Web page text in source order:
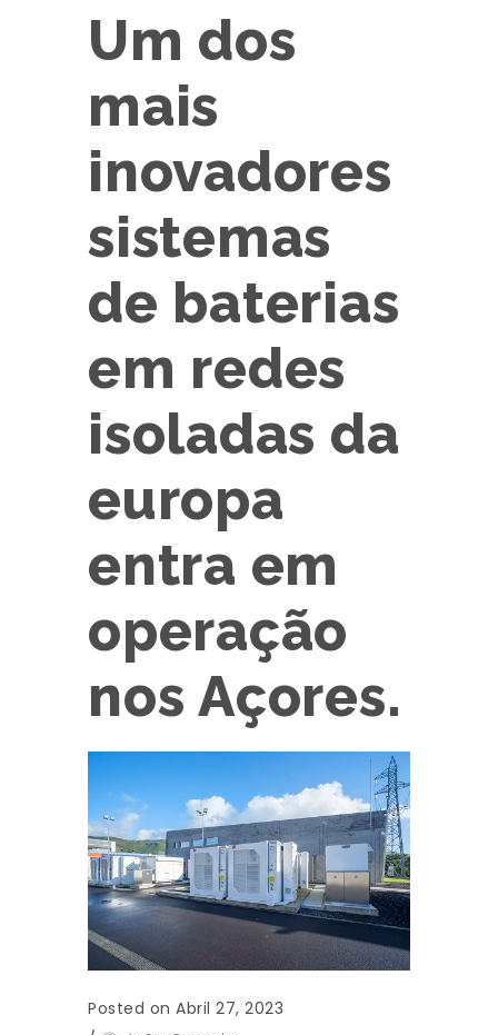
Um dos
mais
inovadores
sistemas
de baterias
em redes
isoladas da
europa
entra em
operação
nos Açores.
Posted on Abril 27, 2023